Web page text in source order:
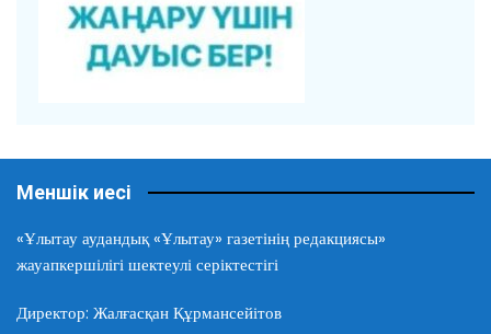
Меншік иесі
«Ұлытау аудандық «Ұлытау» газетінің редакциясы»
жауапкершілігі шектеулі серіктестігі
Директор: Жалғасқан Құрмансейітов